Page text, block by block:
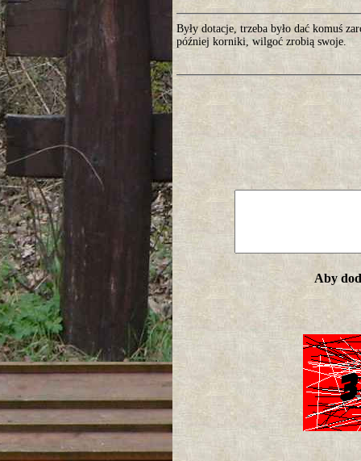
Były dotacje, trzeba było dać komuś
później korniki, wilgoć zrobią swoje.
Aby